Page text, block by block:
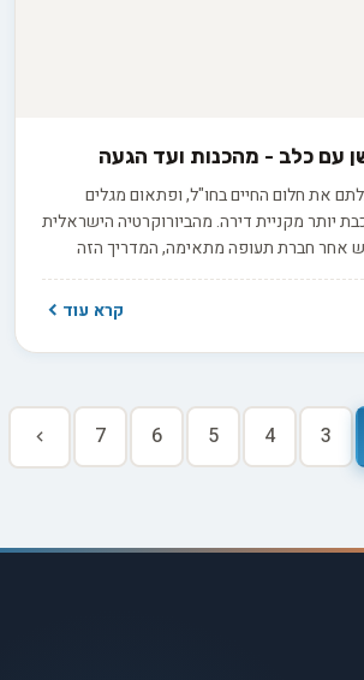
עם כלב - מהכנות ועד הגעה
את חלום החיים בחו"ל, ופתאום מגלים
יותר מקניית דירה. מהביורוקרטיה הישראלית
אחר חברת תעופה מתאימה, המדריך הזה
המסע עם החבר הטוב ביותר שלכם לחוויה
קרא עוד
3
4
5
6
7